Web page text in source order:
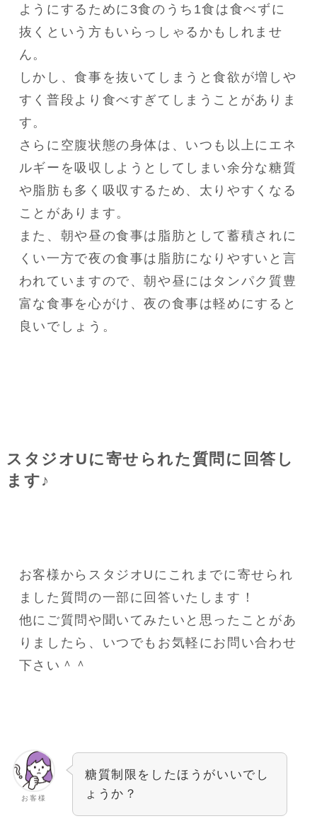
ようにするために3食のうち1食は食べずに
抜くという方もいらっしゃるかもしれませ
ん。
しかし、食事を抜いてしまうと食欲が増しや
すく普段より食べすぎてしまうことがありま
す。
さらに空腹状態の身体は、いつも以上にエネ
ルギーを吸収しようとしてしまい余分な糖質
や脂肪も多く吸収するため、太りやすくなる
ことがあります。
また、朝や昼の食事は脂肪として蓄積されに
くい一方で夜の食事は脂肪になりやすいと言
われていますので、朝や昼にはタンパク質豊
富な食事を心がけ、夜の食事は軽めにすると
良いでしょう。
スタジオUに寄せられた質問に回答し
ます♪
お客様からスタジオUにこれまでに寄せられ
ました質問の一部に回答いたします！
他にご質問や聞いてみたいと思ったことがあ
りましたら、いつでもお気軽にお問い合わせ
下さい＾＾
お客様
糖質制限をしたほうがいいでし
ょうか？